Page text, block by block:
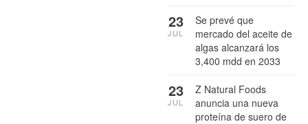
Se prevé que
mercado del aceite de
algas alcanzará los
3,400 mdd en 2033
23
JUL
Z Natural Foods
anuncia una nueva
proteína de suero de
23
JUL